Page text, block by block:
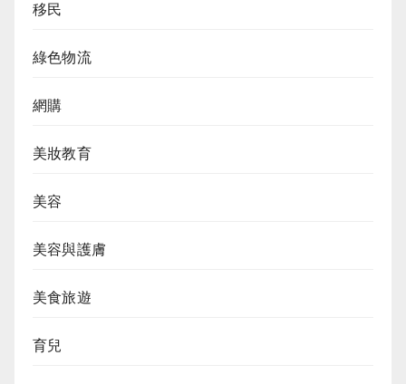
移民
綠色物流
網購
美妝教育
美容
美容與護膚
美食旅遊
育兒